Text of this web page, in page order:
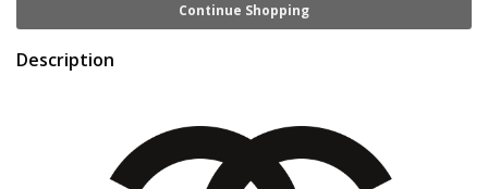
Continue Shopping
Description